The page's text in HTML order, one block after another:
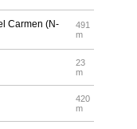
Carmen (N-
491
m
23
m
420
m